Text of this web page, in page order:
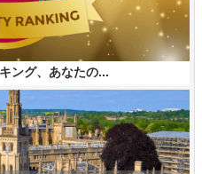
ング、あなたの...